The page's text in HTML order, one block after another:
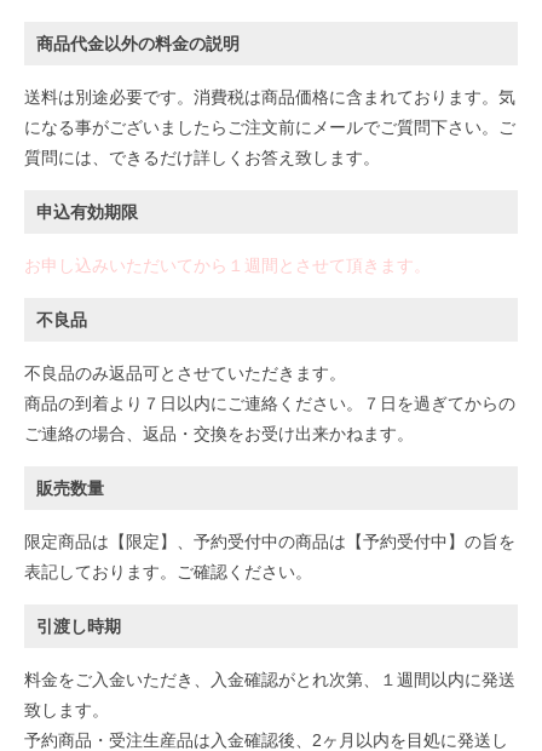
商品代金以外の料金の説明
送料は別途必要です。消費税は商品価格に含まれております。気
になる事がございましたらご注文前にメールでご質問下さい。ご
質問には、できるだけ詳しくお答え致します。
申込有効期限
お申し込みいただいてから１週間とさせて頂きます。
不良品
不良品のみ返品可とさせていただきます。
商品の到着より７日以内にご連絡ください。７日を過ぎてからの
ご連絡の場合、返品・交換をお受け出来かねます。
販売数量
限定商品は【限定】、予約受付中の商品は【予約受付中】の旨を
表記しております。ご確認ください。
引渡し時期
料金をご入金いただき、入金確認がとれ次第、１週間以内に発送
致します。
予約商品・受注生産品は入金確認後、2ヶ月以内を目処に発送し